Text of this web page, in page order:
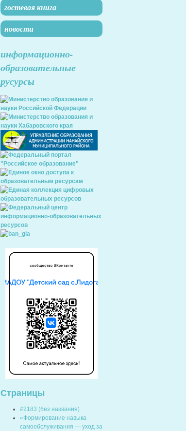
гостевая книга
новости
информационно-
образовательные
русурсы
Страницы
#2183 (без названия)
«Формирование навыка
самообслуживания — уход за